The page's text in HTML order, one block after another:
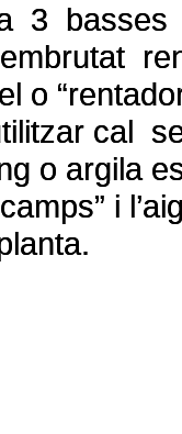
3 basses
embrutat
o
cal
o argila
i